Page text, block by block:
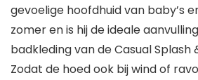
gevoelige hoofdhuid van baby’s
zomer en is hij de ideale
badkleding van de Casual Splash
Zodat de hoed ook bij wind of